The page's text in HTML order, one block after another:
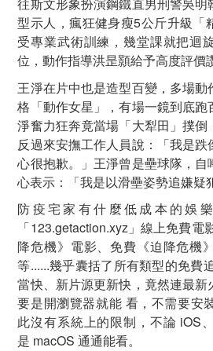
往斯文形象扮演鋼鐵直男刑警吳
型示人，瘋狂健身瘦5公斤升級「
受專業武術訓練，幾堂課就把迴
位，動作指導洪昰顥給予高度評價
王淨在片中也是造型百變，多場
格「動作女星」，有場一鏡到底
淨奮力狂奔竟當場「大犁田」撲
反過來安撫工作人員說：「我是
心很抱歉。」王淨曾是壘球隊，
心表示：「我是以滑壘姿勢追嫌疑
防疫宅家有什麼低成本的娛
「123.getaction.xyz」線上免費電
降危機》電影、免費《迫降危機
等......幾乎囊括了所有類型的免費
當快、新片源更新快，竟然連最
要是開瀏覽器就能 看，不需要安
此沒有系統上的限制，不論 iOS
是 macOS 通通能看。